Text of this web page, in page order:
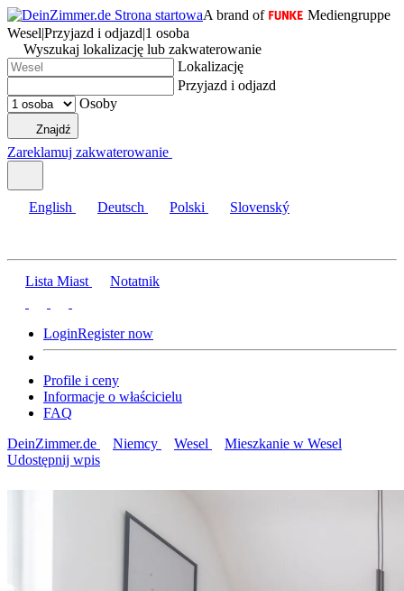
A brand of
Mediengruppe
Wesel|Przyjazd i odjazd|1 osoba
Wyszukaj lokalizację lub zakwaterowanie
Lokalizację
Przyjazd i odjazd
Osoby
Znajdź
Zareklamuj zakwaterowanie
English Deutsch Polski Slovenský
Lista Miast Notatnik
LoginRegister now
Profile i ceny
Informacje o właścicielu
FAQ
DeinZimmer.de
Niemcy Wesel
Mieszkanie w Wesel
Udostępnij wpis